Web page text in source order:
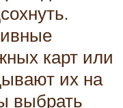
карт или
их на
выбрать